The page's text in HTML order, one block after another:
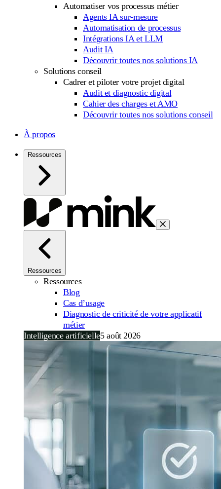
Automatiser vos processus métier
Agents IA sur-mesure
Automatisation de processus
Intégrations IA et LLM
Audit IA
Découvrir toutes nos solutions IA
Solutions conseil
Cadrer et piloter votre projet digital
Audit et diagnostic digital
Cahier des charges et AMO
Découvrir toutes nos solutions conseil
À propos
Ressources
Ressources
Ressources
Blog
Cas d’usage
Diagnostic de criticité de votre applicatif
métier
Intelligence artificielle5 août 2026